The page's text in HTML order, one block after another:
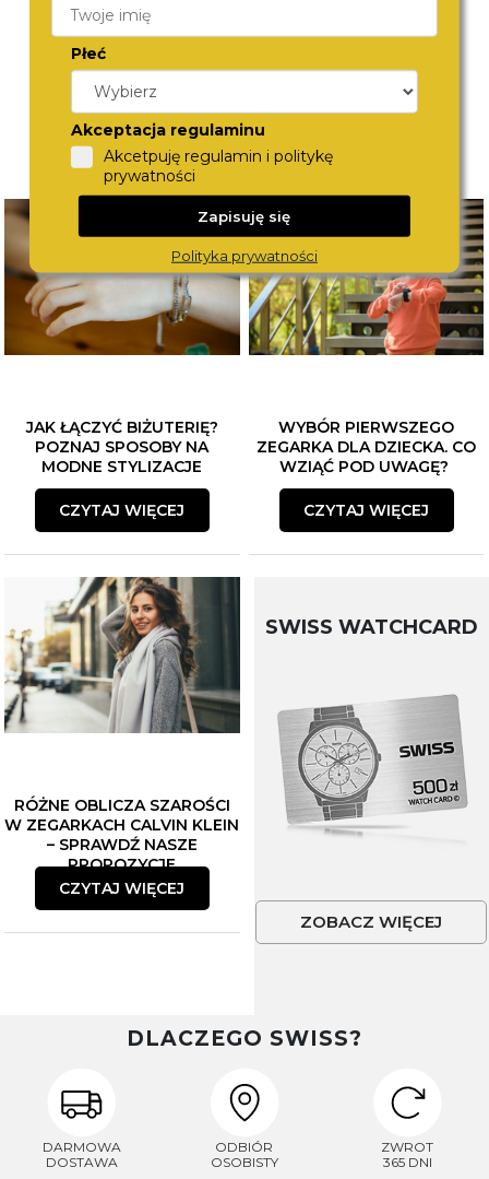
JAK ŁĄCZYĆ BIŻUTERIĘ?
POZNAJ SPOSOBY NA
MODNE STYLIZACJE
CZYTAJ WIĘCEJ
WYBÓR PIERWSZEGO
ZEGARKA DLA DZIECKA. CO
WZIĄĆ POD UWAGĘ?
CZYTAJ WIĘCEJ
RÓŻNE OBLICZA SZAROŚCI
W ZEGARKACH CALVIN KLEIN
– SPRAWDŹ NASZE
PROPOZYCJE
CZYTAJ WIĘCEJ
SWISS WATCHCARD
ZOBACZ WIĘCEJ
DLACZEGO SWISS?
DARMOWA
DOSTAWA
ODBIÓR
OSOBISTY
ZWROT
365 DNI
Płeć
Akceptacja regulaminu
Akcetpuję regulamin i politykę
prywatności
Zapisuję się
Polityka prywatności